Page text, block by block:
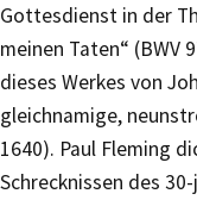
Gottesdienst in der
meinen Taten“ (BWV
dieses Werkes von
gleichnamige,
1640). Paul Fleming
Schrecknissen des